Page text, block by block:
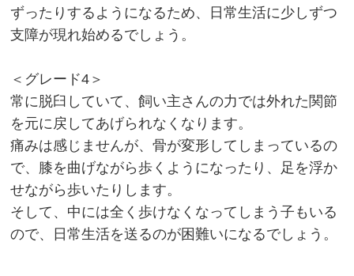
ずったりするようになるため、日常生活に少しずつ
支障が現れ始めるでしょう。
＜グレード4＞
常に脱臼していて、飼い主さんの力では外れた関節
を元に戻してあげられなくなります。
痛みは感じませんが、骨が変形してしまっているの
で、膝を曲げながら歩くようになったり、足を浮か
せながら歩いたりします。
そして、中には全く歩けなくなってしまう子もいる
ので、日常生活を送るのが困難いになるでしょう。